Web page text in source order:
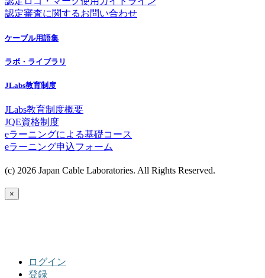
認定審査に関するお問い合わせ
ケーブル用語集
ラボ・ライブラリ
JLabs教育制度
JLabs教育制度概要
JQE資格制度
eラーニングによる基礎コース
eラーニング申込フォーム
(c) 2026 Japan Cable Laboratories. All Rights Reserved.
×
ログイン
登録